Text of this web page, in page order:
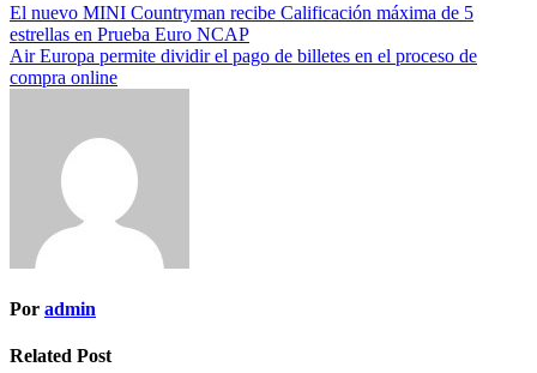
El nuevo MINI Countryman recibe Calificación máxima de 5
estrellas en Prueba Euro NCAP
Air Europa permite dividir el pago de billetes en el proceso de
compra online
Por admin
Related Post